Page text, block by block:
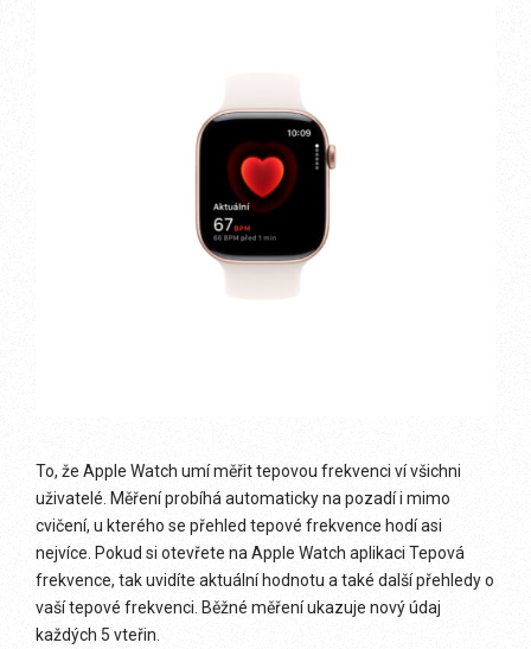
To, že Apple Watch umí měřit tepovou frekvenci ví všichni
uživatelé. Měření probíhá automaticky na pozadí i mimo
cvičení, u kterého se přehled tepové frekvence hodí asi
nejvíce. Pokud si otevřete na Apple Watch aplikaci Tepová
frekvence, tak uvidíte aktuální hodnotu a také další přehledy o
vaší tepové frekvenci. Běžné měření ukazuje nový údaj
každých 5 vteřin.